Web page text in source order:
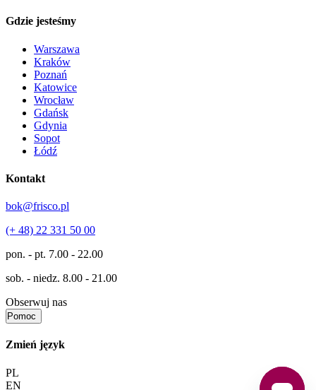
Gdzie jesteśmy
Warszawa
Kraków
Poznań
Katowice
Wrocław
Gdańsk
Gdynia
Sopot
Łódź
Kontakt
bok@frisco.pl
(+ 48) 22 331 50 00
pon. - pt. 7.00 - 22.00
sob. - niedz. 8.00 - 21.00
Obserwuj nas
Pomoc
Zmień język
PL
EN